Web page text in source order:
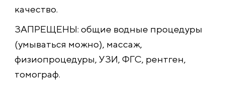
качество.
ЗАПРЕЩЕНЫ: общие водные процедуры
(умываться можно), массаж,
физиопроцедуры, УЗИ, ФГС, рентген,
томограф.